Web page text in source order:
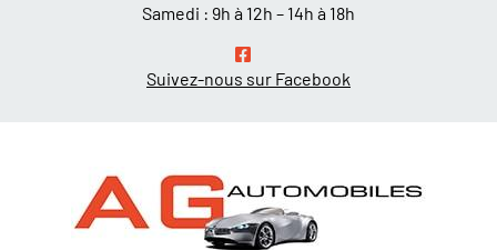
Samedi : 9h à 12h – 14h à 18h
Suivez-nous sur Facebook